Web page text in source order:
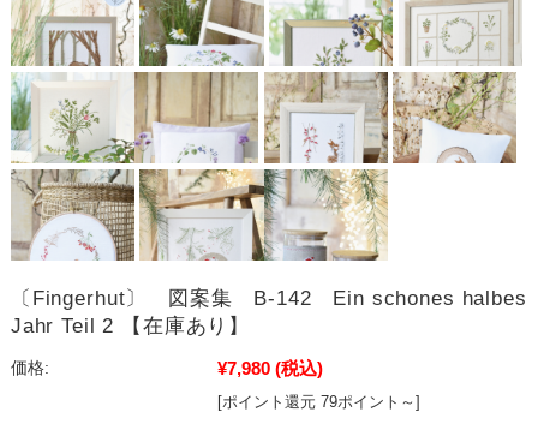
〔Fingerhut〕 図案集 B-142 Ein schones halbes
Jahr Teil 2 【在庫あり】
価格: ¥7,980 (税込)
[ポイント還元 79ポイント～]